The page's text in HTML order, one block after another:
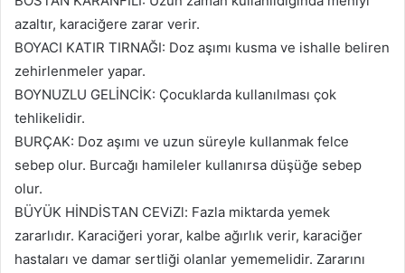
azaltır, karaciğere zarar verir.
BOYACI KATIR TIRNAĞI: Doz aşımı kusma ve ishalle beliren
zehirlenmeler yapar.
BOYNUZLU GELİNCİK: Çocuklarda kullanılması çok
tehlikelidir.
BURÇAK: Doz aşımı ve uzun süreyle kullanmak felce
sebep olur. Burcağı hamileler kullanırsa düşüğe sebep
olur.
BÜYÜK HİNDİSTAN CEViZl: Fazla miktarda yemek
zararlıdır. Karaciğeri yorar, kalbe ağırlık verir, karaciğer
hastaları ve damar sertliği olanlar yememelidir. Zararını